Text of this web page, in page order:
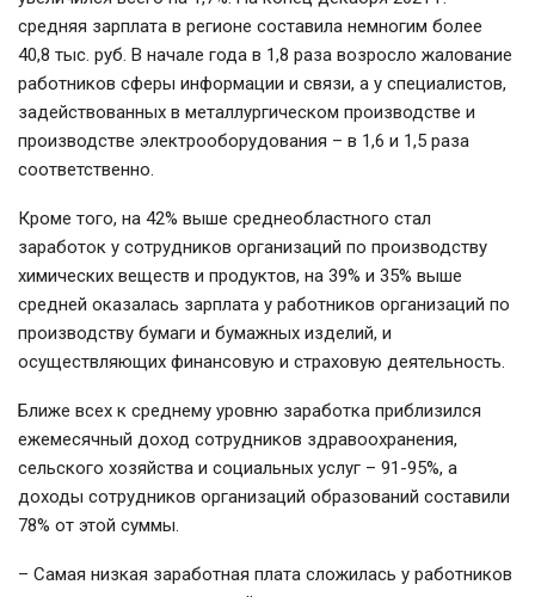
средняя зарплата в регионе составила немногим более
40,8 тыс. руб. В начале года в 1,8 раза возросло жалование
работников сферы информации и связи, а у специалистов,
задействованных в металлургическом производстве и
производстве электрооборудования – в 1,6 и 1,5 раза
соответственно.
Кроме того, на 42% выше среднеобластного стал
заработок у сотрудников организаций по производству
химических веществ и продуктов, на 39% и 35% выше
средней оказалась зарплата у работников организаций по
производству бумаги и бумажных изделий, и
осуществляющих финансовую и страховую деятельность.
Ближе всех к среднему уровню заработка приблизился
ежемесячный доход сотрудников здравоохранения,
сельского хозяйства и социальных услуг – 91-95%, а
доходы сотрудников организаций образований составили
78% от этой суммы.
– Самая низкая заработная плата сложилась у работников